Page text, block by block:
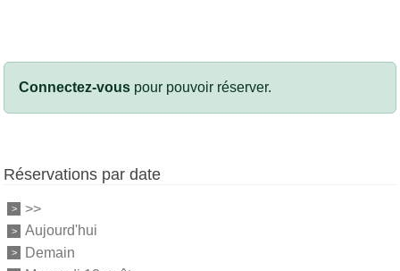
Connectez-vous pour pouvoir réserver.
Réservations par date
>>
Aujourd'hui
Demain